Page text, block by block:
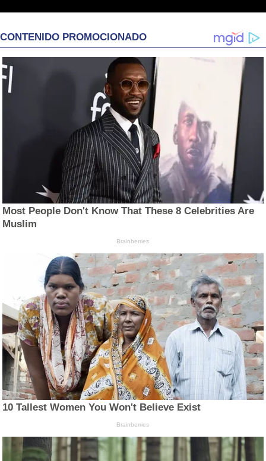
CONTENIDO PROMOCIONADO
Most People Don't Know That These 8 Celebrities Are
Muslim
Brainberries
10 Tallest Women You Won't Believe Exist
Brainberries